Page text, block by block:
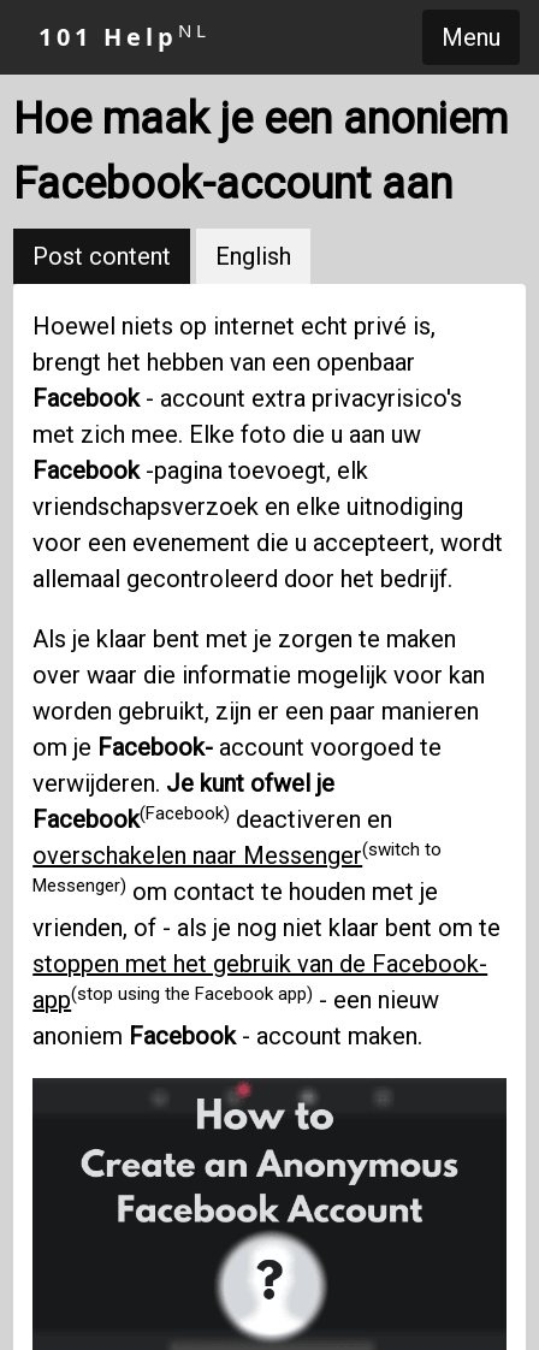
Menu
101 Help NL
Hoe maak je een anoniem
Facebook-account aan
Post content English
Hoewel niets op internet echt privé is,
brengt het hebben van een openbaar
Facebook- account extra privacyrisico's
met zich mee. Elke foto die u aan uw
Facebook-pagina toevoegt, elk
vriendschapsverzoek en elke uitnodiging
voor een evenement die u accepteert, wordt
allemaal gecontroleerd door het bedrijf.
Als je klaar bent met je zorgen te maken
over waar die informatie mogelijk voor kan
worden gebruikt, zijn er een paar manieren
om je Facebook- account voorgoed te
verwijderen. Je kunt ofwel je
Facebook(Facebook) deactiveren en
overschakelen naar Messenger(switch to
Messenger) om contact te houden met je
vrienden, of - als je nog niet klaar bent om te
stoppen met het gebruik van de Facebook-
app(stop using the Facebook app) - een nieuw
anoniem Facebook- account maken.